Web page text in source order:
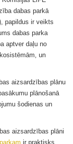
dabas parkā
papildus ir veikts
dabas parka
aptver daļu no
un
aizsardzības plānu
plānošanā
šodienas un
aizsardzības plāni
ir praktisks